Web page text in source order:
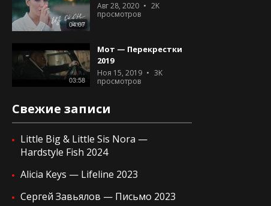
04:07
Авг 28, 2020
2K
просмотров
03:58
Мот — Перекрестки
2019
Ноя 15, 2019
3K
просмотров
Свежие записи
Little Big & Little Sis Nora —
Hardstyle Fish 2024
Alicia Keys — Lifeline 2023
Сергей Завьялов — Письмо 2023